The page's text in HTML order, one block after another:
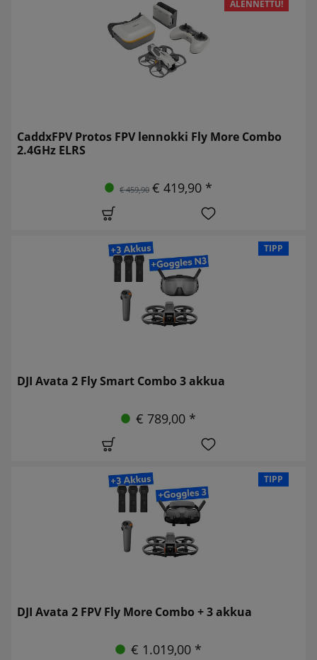
ALENNETTU!
CaddxFPV Protos FPV lennokki Fly More Combo
2.4GHz ELRS
€ 459,90 € 419,90 *
TIPP
DJI Avata 2 Fly Smart Combo 3 akkua
€ 789,00 *
TIPP
DJI Avata 2 FPV Fly More Combo + 3 akkua
€ 1.019,00 *